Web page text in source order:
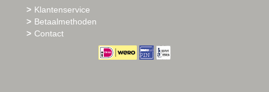
Klantenservice
Betaalmethoden
Contact